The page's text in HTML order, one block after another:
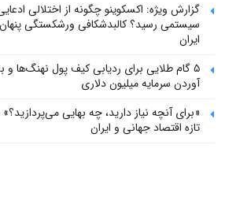
گزارش ویژه: اکسکوینو چگونه از اختلالی
سیستمی رسید؟ کالبدشکافی ورشکستگی
ایران
۵ گام طلایی برای ردیابی کیف پول‌ نهنگ‌ها
آوردن سرمایه میلیون دلاری
«برای آنچه نیاز دارید، چه بهایی
تازه اقتصاد جهانی و ایران